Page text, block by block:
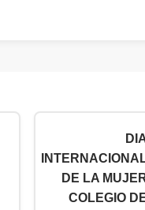
DE LA
COLEGIO